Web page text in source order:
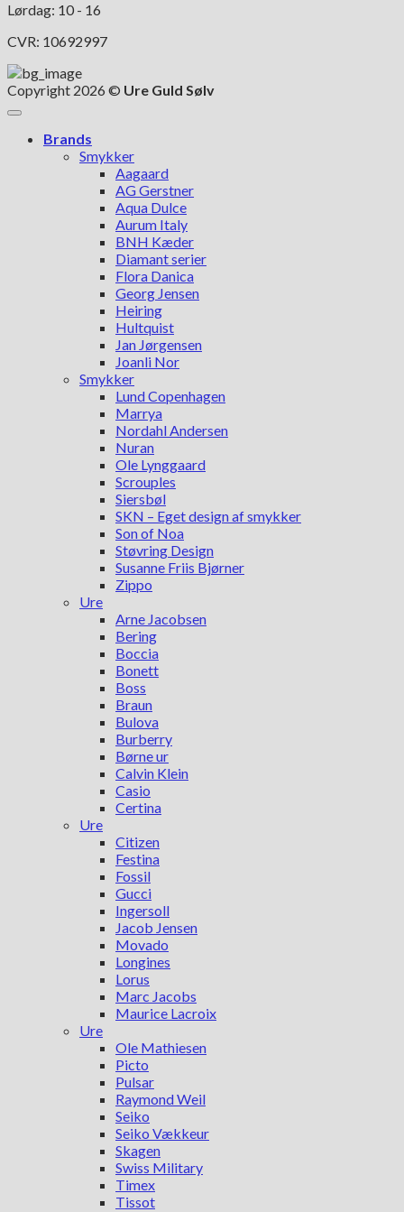
Lørdag: 10 - 16
CVR: 10692997
Copyright 2026 © Ure Guld Sølv
Brands
Smykker
Aagaard
AG Gerstner
Aqua Dulce
Aurum Italy
BNH Kæder
Diamant serier
Flora Danica
Georg Jensen
Heiring
Hultquist
Jan Jørgensen
Joanli Nor
Smykker
Lund Copenhagen
Marrya
Nordahl Andersen
Nuran
Ole Lynggaard
Scrouples
Siersbøl
SKN – Eget design af smykker
Son of Noa
Støvring Design
Susanne Friis Bjørner
Zippo
Ure
Arne Jacobsen
Bering
Boccia
Bonett
Boss
Braun
Bulova
Burberry
Børne ur
Calvin Klein
Casio
Certina
Ure
Citizen
Festina
Fossil
Gucci
Ingersoll
Jacob Jensen
Movado
Longines
Lorus
Marc Jacobs
Maurice Lacroix
Ure
Ole Mathiesen
Picto
Pulsar
Raymond Weil
Seiko
Seiko Vækkeur
Skagen
Swiss Military
Timex
Tissot